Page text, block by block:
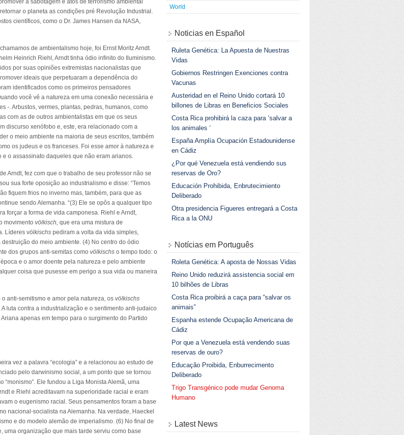
a sabotagem e atos de terrorismo ambiental
o planeta as condições pré Revolução Industrial.
científicos, como o Dr. James Hansen da NASA,
de ambientalismo hoje, foi Ernst Moritz Arndt.
Heinrich Riehl, Arndt tinha ódio infinito do Iluminismo.
por suas opiniões extremistas nacionalistas que
ideais que perpetuaram a dependência do
identificados como os primeiros pensadores
você vê a natureza em uma conexão necessária e
-. Arbustos, vermes, plantas, pedras, humanos, como
com as de outros ambientalistas em que os seus
discurso xenófobo e, este, era relacionado com a
o meio ambiente na maioria de seus escritos, também
os judeus e os franceses. Foi esse amor à natureza e
o assassinato daqueles que não eram arianos.
Arndt, fez com que o trabalho de seu professor não se
sua forte oposição ao industrialismo e disse: “Temos
fiquem frios no inverno mas, também, para que as
sendo Alemanha. “(3) Ele se opôs a qualquer tipo
forçar a forma de vida camponesa. Riehl e Arndt,
movimento völkisch, que era uma mistura de
Líderes völkischs pediram a volta da vida simples,
do meio ambiente. (4) No centro do ódio
dos grupos anti-semitas como völkischs o tempo todo: o
e o amor doente pela natureza e pelo ambiente
coisa que pusesse em perigo a sua vida ou maneira
anti-semitismo e amor pela natureza, os völkischs
luta contra a industrialização e o sentimento anti-judaico
apenas em tempo para o surgimento do Partido
vez a palavra “ecologia” e a relacionou ao estudo de
pelo darwinismo social, a um ponto que se tornou
Ele fundou a Liga Monista Alemã, uma
e Riehl acreditavam na superioridade racial e eram
o eugenismo racial. Seus pensamentos foram a base
nacional-socialista na Alemanha. Na verdade, Haeckel
e do modelo alemão de imperialismo. (6) No final de
organização que mais tarde serviu como base
World
Noticias en Español
Ruleta Genética: La Apuesta de Nuestras
Vidas
Gobiernos Restringen Exenciones contra
Vacunas
Austeridad en el Reino Unido cortará 10
billones de Libras en Beneficios Sociales
Costa Rica prohibirá la caza para ‘salvar a
los animales ‘
España Amplía Ocupación Estadounidense
en Cádiz
¿Por qué Venezuela está vendiendo sus
reservas de Oro?
Educación Prohibida, Enbrutecimiento
Deliberado
Otra presidencia Figueres entregará a Costa
Rica a la ONU
Notícias em Português
Roleta Genética: A aposta de Nossas Vidas
Reino Unido reduzirá assistencia social em
10 bilhões de Libras
Costa Rica proibirá a caça para “salvar os
animais”
Espanha estende Ocupação Americana de
Cádiz
Por que a Venezuela está vendendo suas
reservas de ouro?
Educação Proibida, Enburrecimento
Deliberado
Trigo Transgénico pode mudar Genoma
Humano
Latest News